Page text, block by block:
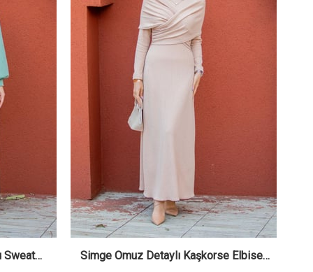
Sweat
Simge Omuz Detaylı Kaşkorse Elbise-